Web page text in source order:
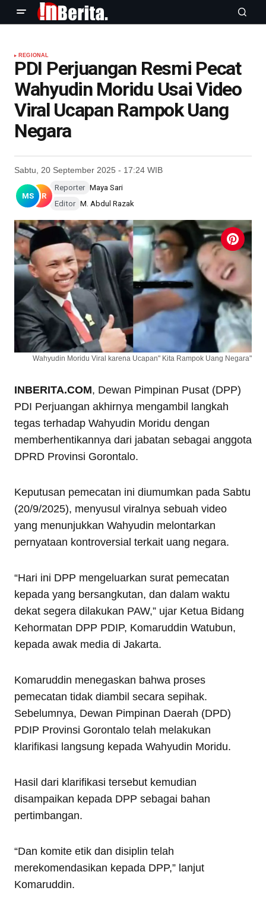
REGIONAL
PDI Perjuangan Resmi Pecat
Wahyudin Moridu Usai Video
Viral Ucapan Rampok Uang
Negara
Sabtu, 20 September 2025 - 17:24 WIB
MS MR
Reporter Maya Sari
Editor M. Abdul Razak
Wahyudin Moridu Viral karena Ucapan" Kita Rampok Uang Negara"
INBERITA.COM, Dewan Pimpinan Pusat (DPP)
PDI Perjuangan akhirnya mengambil langkah
tegas terhadap Wahyudin Moridu dengan
memberhentikannya dari jabatan sebagai anggota
DPRD Provinsi Gorontalo.
Keputusan pemecatan ini diumumkan pada Sabtu
(20/9/2025), menyusul viralnya sebuah video
yang menunjukkan Wahyudin melontarkan
pernyataan kontroversial terkait uang negara.
“Hari ini DPP mengeluarkan surat pemecatan
kepada yang bersangkutan, dan dalam waktu
dekat segera dilakukan PAW,” ujar Ketua Bidang
Kehormatan DPP PDIP, Komaruddin Watubun,
kepada awak media di Jakarta.
Komaruddin menegaskan bahwa proses
pemecatan tidak diambil secara sepihak.
Sebelumnya, Dewan Pimpinan Daerah (DPD)
PDIP Provinsi Gorontalo telah melakukan
klarifikasi langsung kepada Wahyudin Moridu.
Hasil dari klarifikasi tersebut kemudian
disampaikan kepada DPP sebagai bahan
pertimbangan.
“Dan komite etik dan disiplin telah
merekomendasikan kepada DPP,” lanjut
Komaruddin.